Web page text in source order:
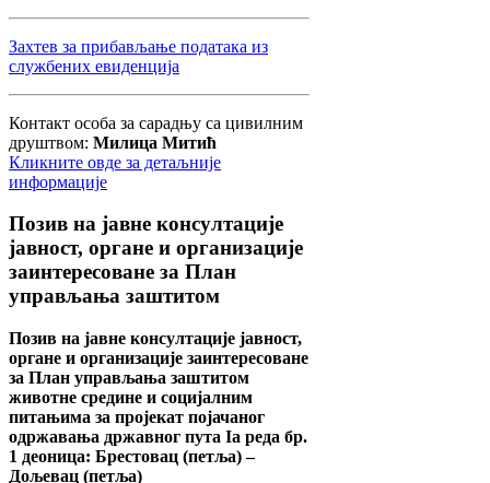
Захтев за прибављање података из
службених евиденција
Контакт особа за сарадњу са цивилним
друштвом: Милица Митић
Кликните овде за детаљније
информације
Позив на јавне консултације
јавност, органе и организације
заинтересоване за План
управљања заштитом
Позив на јавне консултације јавност,
органе и организације заинтересоване
за План управљања заштитом
животне средине и социјалним
питањима за пројекат појачаног
одржавања државног пута Ia реда бр.
1 деоница: Брестовац (петља) –
Дољевац (петља)